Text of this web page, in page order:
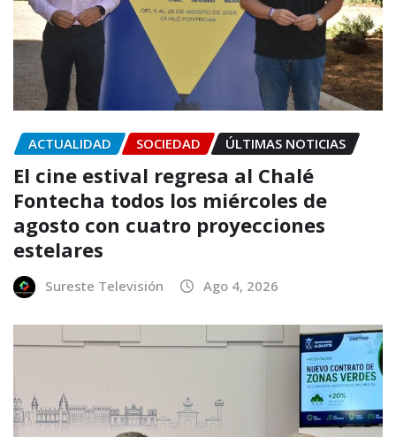
ACTUALIDAD SOCIEDAD ÚLTIMAS NOTICIAS
El cine estival regresa al Chalé
Fontecha todos los miércoles de
agosto con cuatro proyecciones
estelares
Sureste Televisión Ago 4, 2026